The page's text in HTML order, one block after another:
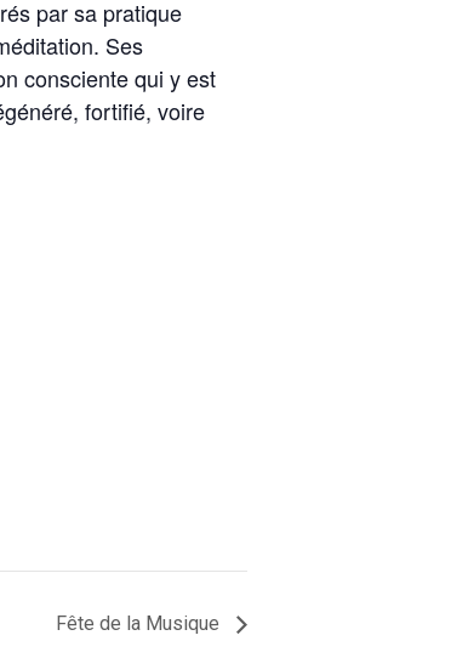
par sa pratique
Ses
consciente qui y est
fortifié, voire
Fête de la Musique